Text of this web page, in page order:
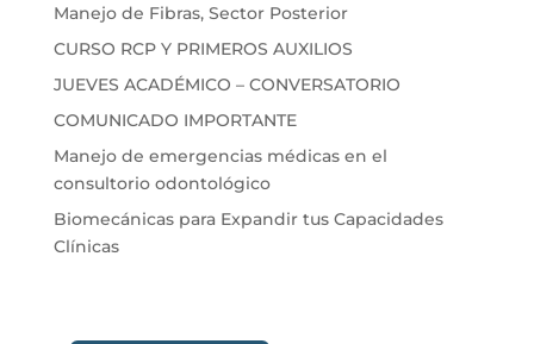
Manejo de Fibras, Sector Posterior
CURSO RCP Y PRIMEROS AUXILIOS
JUEVES ACADÉMICO – CONVERSATORIO
COMUNICADO IMPORTANTE
Manejo de emergencias médicas en el
consultorio odontológico
Biomecánicas para Expandir tus Capacidades
Clínicas